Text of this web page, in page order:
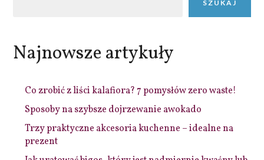
SZUKAJ
Najnowsze artykuły
Co zrobić z liści kalafiora? 7 pomysłów zero waste!
Sposoby na szybsze dojrzewanie awokado
Trzy praktyczne akcesoria kuchenne – idealne na
prezent